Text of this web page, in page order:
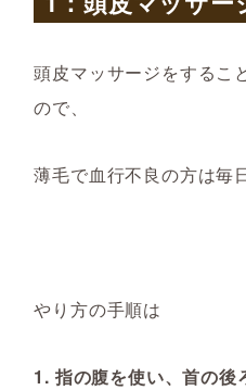
頭皮マッサージをするこ
ので、
薄毛で血行不良の方は毎
やり方の手順は
1. 指の腹を使い、首の後